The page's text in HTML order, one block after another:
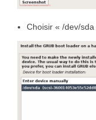
Choisir « /dev/sda